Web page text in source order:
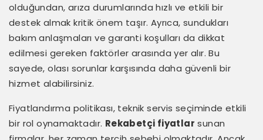
olduğundan, arıza durumlarında hızlı ve etkili bir
destek almak kritik önem taşır. Ayrıca, sundukları
bakım anlaşmaları ve garanti koşulları da dikkat
edilmesi gereken faktörler arasında yer alır. Bu
sayede, olası sorunlar karşısında daha güvenli bir
hizmet alabilirsiniz.
Fiyatlandırma politikası, teknik servis seçiminde etkili
bir rol oynamaktadır. Rekabetçi fiyatlar sunan